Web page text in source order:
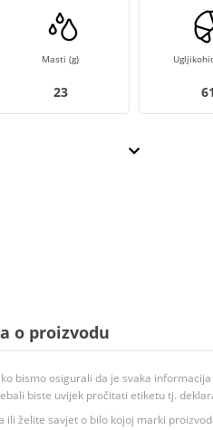
Masti (g)
23 61
o proizvodu
bismo osigurali da je svaka
biste uvijek pročitati etiketu tj.
ili želite savjet o bilo kojoj marki